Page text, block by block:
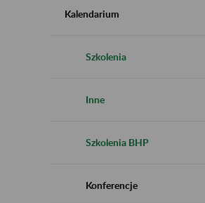
Kalendarium
Szkolenia
Inne
Szkolenia BHP
Konferencje